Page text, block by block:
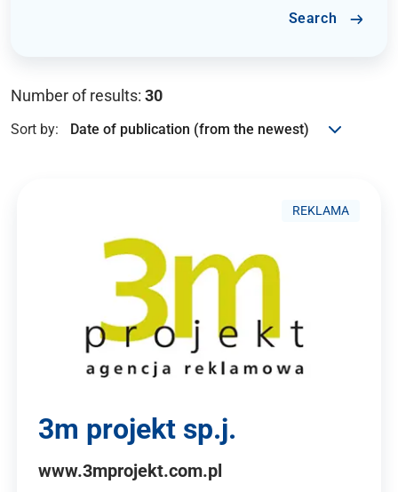
Search
Number of results: 30
Sort by:
REKLAMA
3m projekt sp.j.
www.3mprojekt.com.pl